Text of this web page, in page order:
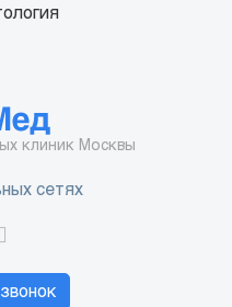
клиник Москвы
сетях